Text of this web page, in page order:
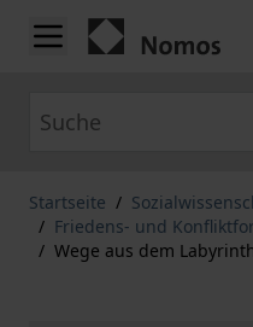
Zum Inhalt springen
Startseite /
/ Friedens- und
/ Wege aus dem